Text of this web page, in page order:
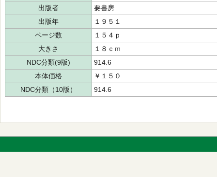
出版者
要書房
出版年
１９５１
ページ数
１５４ｐ
大きさ
１８ｃｍ
NDC分類(9版)
914.6
本体価格
￥１５０
NDC分類（10版）
914.6